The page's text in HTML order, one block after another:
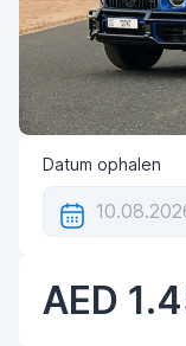
Datum ophalen
AED